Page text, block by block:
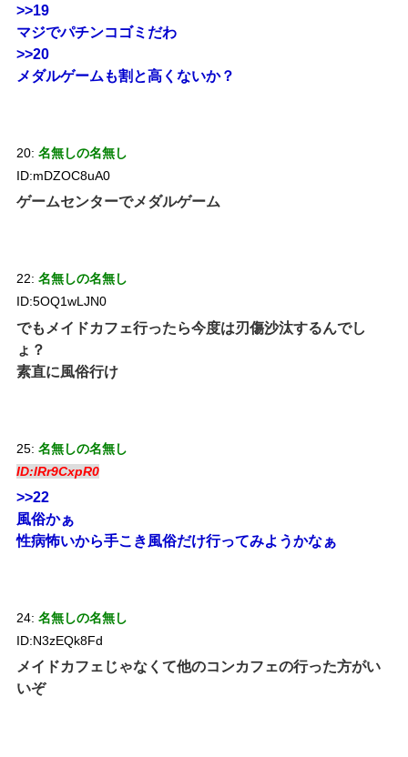
>>19
マジでパチンコゴミだわ
>>20
メダルゲームも割と高くないか？
20: 名無しの名無し
ID:mDZOC8uA0
ゲームセンターでメダルゲーム
22: 名無しの名無し
ID:5OQ1wLJN0
でもメイドカフェ行ったら今度は刃傷沙汰するんでし
ょ？
素直に風俗行け
25: 名無しの名無し
ID:lRr9CxpR0
>>22
風俗かぁ
性病怖いから手こき風俗だけ行ってみようかなぁ
24: 名無しの名無し
ID:N3zEQk8Fd
メイドカフェじゃなくて他のコンカフェの行った方がい
いぞ